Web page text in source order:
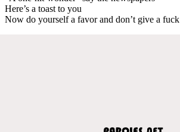
Here’s a toast to you
Now do yourself a favor and don’t give a fuck